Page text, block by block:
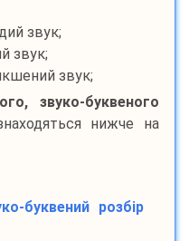
звук;
звук;
звук;
звуко-буквеного
нижче на
буквений розбір